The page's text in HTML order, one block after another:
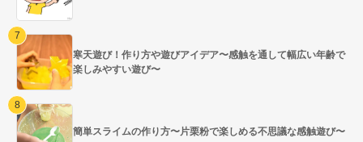
寒天遊び！作り方や遊びアイデア〜感触を通して幅広い年齢で
楽しみやすい遊び〜
簡単スライムの作り方〜片栗粉で楽しめる不思議な感触遊び〜